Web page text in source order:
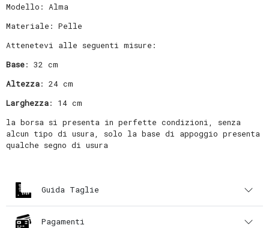
Modello: Alma
Materiale: Pelle
Attenetevi alle seguenti misure:
Base: 32 cm
Altezza: 24 cm
Larghezza: 14 cm
la borsa si presenta in perfette condizioni, senza
alcun tipo di usura, solo la base di appoggio presenta
qualche segno di usura
Guida Taglie
Pagamenti